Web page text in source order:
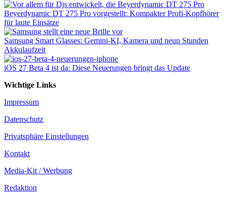
Beyerdynamic DT 275 Pro vorgestellt: Kompakter Profi-Kopfhörer
für laute Einsätze
Samsung Smart Glasses: Gemini-KI, Kamera und neun Stunden
Akkulaufzeit
iOS 27 Beta 4 ist da: Diese Neuerungen bringt das Update
Wichtige Links
Impressum
Datenschutz
Privatsphäre Einstellungen
Kontakt
Media-Kit / Werbung
Redaktion